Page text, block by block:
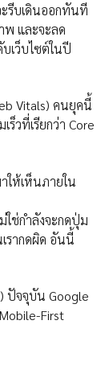
รีบเดินออกทันที
พ และจะลด
เว็บไซต์ในปี
Vitals) คนยุคนี้
ร็วที่เรียกว่า Core
ให้เห็นภายใน
ใช่กำลังจะกดปุ่ม
รากดผิด อันนี้
ปัจจุบัน Google
First